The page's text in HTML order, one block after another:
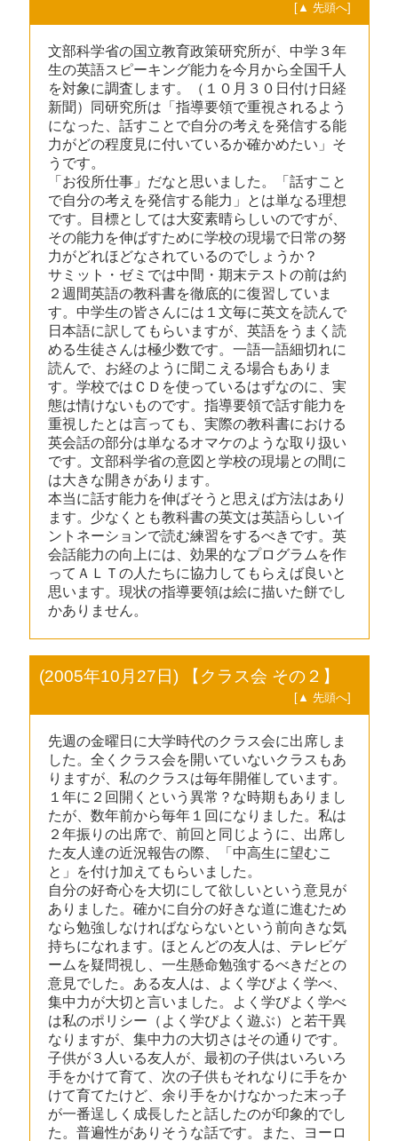
[▲ 先頭へ]
文部科学省の国立教育政策研究所が、中学３年
生の英語スピーキング能力を今月から全国千人
を対象に調査します。（１０月３０日付け日経
新聞）同研究所は「指導要領で重視されるよう
になった、話すことで自分の考えを発信する能
力がどの程度見に付いているか確かめたい」そ
うです。
「お役所仕事」だなと思いました。「話すこと
で自分の考えを発信する能力」とは単なる理想
です。目標としては大変素晴らしいのですが、
その能力を伸ばすために学校の現場で日常の努
力がどれほどなされているのでしょうか？
サミット・ゼミでは中間・期末テストの前は約
２週間英語の教科書を徹底的に復習していま
す。中学生の皆さんには１文毎に英文を読んで
日本語に訳してもらいますが、英語をうまく読
める生徒さんは極少数です。一語一語細切れに
読んで、お経のように聞こえる場合もありま
す。学校ではＣＤを使っているはずなのに、実
態は情けないものです。指導要領で話す能力を
重視したとは言っても、実際の教科書における
英会話の部分は単なるオマケのような取り扱い
です。文部科学省の意図と学校の現場との間に
は大きな開きがあります。
本当に話す能力を伸ばそうと思えば方法はあり
ます。少なくとも教科書の英文は英語らしいイ
ントネーションで読む練習をするべきです。英
会話能力の向上には、効果的なプログラムを作
ってＡＬＴの人たちに協力してもらえば良いと
思います。現状の指導要領は絵に描いた餅でし
かありません。
(2005年10月27日) 【クラス会 その２】
[▲ 先頭へ]
先週の金曜日に大学時代のクラス会に出席しま
した。全くクラス会を開いていないクラスもあ
りますが、私のクラスは毎年開催しています。
１年に２回開くという異常？な時期もありまし
たが、数年前から毎年１回になりました。私は
２年振りの出席で、前回と同じように、出席し
た友人達の近況報告の際、「中高生に望むこ
と」を付け加えてもらいました。
自分の好奇心を大切にして欲しいという意見が
ありました。確かに自分の好きな道に進むため
なら勉強しなければならないという前向きな気
持ちになれます。ほとんどの友人は、テレビゲ
ームを疑問視し、一生懸命勉強するべきだとの
意見でした。ある友人は、よく学びよく学べ、
集中力が大切と言いました。よく学びよく学べ
は私のポリシー（よく学びよく遊ぶ）と若干異
なりますが、集中力の大切さはその通りです。
子供が３人いる友人が、最初の子供はいろいろ
手をかけて育て、次の子供もそれなりに手をか
けて育てたけど、余り手をかけなかった末っ子
が一番逞しく成長したと話したのが印象的でし
た。普遍性がありそうな話です。また、ヨーロ